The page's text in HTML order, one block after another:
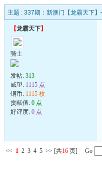
主题 : 337期：新澳门【龙霸天下
【龙霸天下】
骑士
发帖: 313
威望: 1115 点
铜币: 1115 枚
贡献值: 0 点
好评度: 0 点
<< 1 2 3 4 5 >> [共16 页] Go